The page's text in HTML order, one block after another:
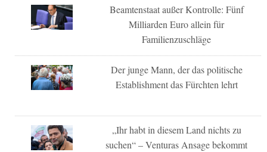
Beamtenstaat außer Kontrolle: Fünf
Milliarden Euro allein für
Familienzuschläge
Der junge Mann, der das politische
Establishment das Fürchten lehrt
„Ihr habt in diesem Land nichts zu
suchen“ – Venturas Ansage bekommt